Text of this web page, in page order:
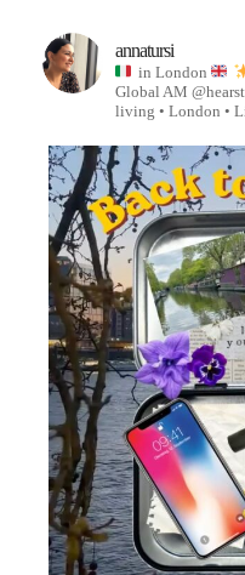
annatursi
in London
Global AM
living • London •